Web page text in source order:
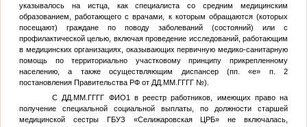
указывалось на истца, как специалиста со средним медицинским
образованием, работающего с врачами, к которым обращаются (которых
посещают) граждане по поводу заболеваний (состояний) или с
профилактической целью, включая проведение исследований, работающим
в медицинских организациях, оказывающих первичную медико-санитарную
помощь по территориально участковому принципу прикрепленному
населению, а также осуществляющим диспансер (пп. «е» п. 2
постановления Правительства РФ от ДД.ММ.ГГГГ №).
С ДД.ММ.ГГГГ ФИО1
в реестр работников, имеющих право на
получение специальной социальной выплаты, по должности старшей
медицинской сестры ГБУЗ «Селижаровская ЦРБ» не включалась,